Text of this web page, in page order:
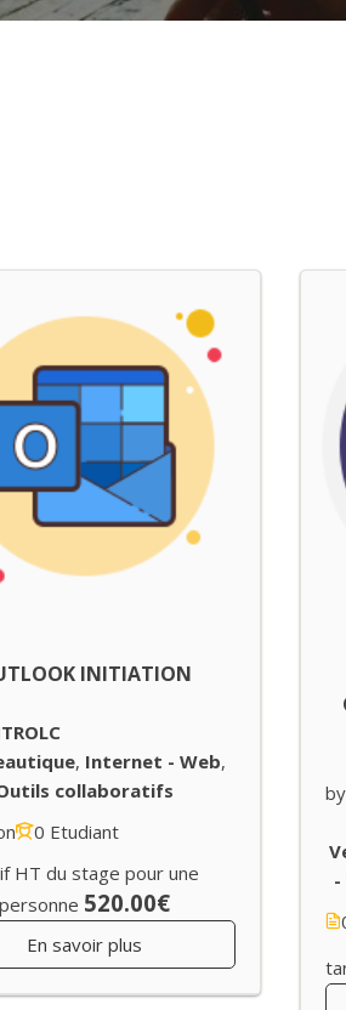
INITIATION
, Internet - Web,
collaboratifs
0 Etudiant
HT du stage pour une
personne 520.00€
En savoir plus
by
-